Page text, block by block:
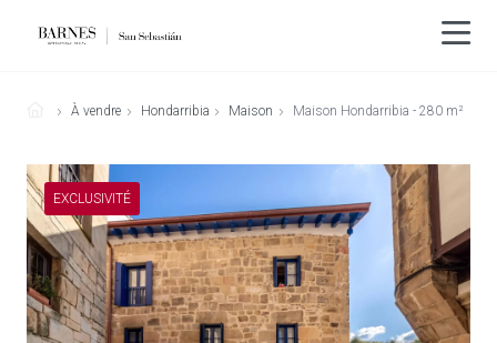
À vendre Hondarribia Maison Maison Hondarribia - 280 m²
EXCLUSIVITÉ